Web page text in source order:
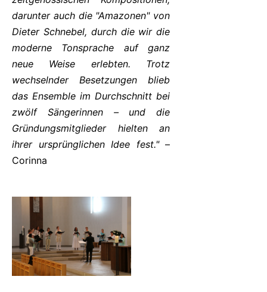
darunter auch die "Amazonen" von
Dieter Schnebel, durch die wir die
moderne Tonsprache auf ganz
neue Weise erlebten. Trotz
wechselnder Besetzungen blieb
das Ensemble im Durchschnitt bei
zwölf Sängerinnen – und die
Gründungsmitglieder hielten an
ihrer ursprünglichen Idee fest."–
Corinna